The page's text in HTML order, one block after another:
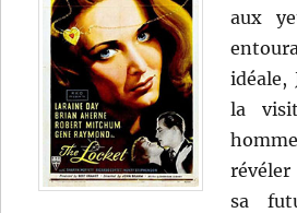
aux
idéale,
la
sa